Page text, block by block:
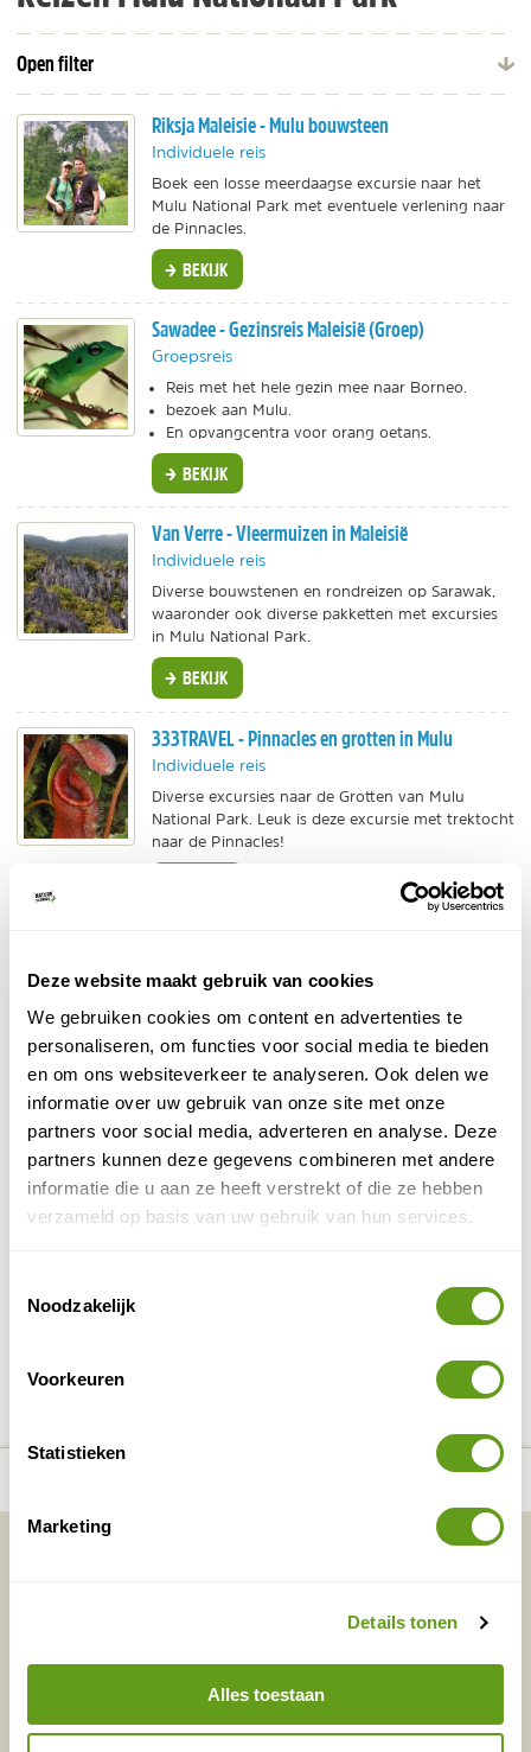
Deze website maakt gebruik van cookies
We gebruiken cookies om content en advertenties te
personaliseren, om functies voor social media te bieden
en om ons websiteverkeer te analyseren. Ook delen we
informatie over uw gebruik van onze site met onze
partners voor social media, adverteren en analyse. Deze
partners kunnen deze gegevens combineren met andere
informatie die u aan ze heeft verstrekt of die ze hebben
verzameld op basis van uw gebruik van hun services.
Noodzakelijk
Voorkeuren
Statistieken
Marketing
Details tonen
Alles toestaan
Open filter
Riksja Maleisie - Mulu bouwsteen
Individuele reis
Boek een losse meerdaagse excursie naar het
Mulu National Park met eventuele verlening naar
de Pinnacles.
BEKIJK
Sawadee - Gezinsreis Maleisië (Groep)
Groepsreis
Reis met het hele gezin mee naar Borneo.
bezoek aan Mulu.
En opvangcentra voor orang oetans.
BEKIJK
Van Verre - Vleermuizen in Maleisië
Individuele reis
Diverse bouwstenen en rondreizen op Sarawak,
waaronder ook diverse pakketten met excursies
in Mulu National Park.
BEKIJK
333TRAVEL - Pinnacles en grotten in Mulu
Individuele reis
Diverse excursies naar de Grotten van Mulu
National Park. Leuk is deze excursie met trektocht
naar de Pinnacles!
voorbeeldreis of vraag een reis naar jouw wensen
aan.
BEKIJK
Booking.com - Mulu Marriott Resort
Bijzonder overnachten
toch met alle luxe? Bekijk dan snel dit hotel.
Deel deze pagina! DELEN VIA DE MAILDELEN OP PINTEREST
DELEN OP
Bekijk alle reizen naar Vleermuizen in
Bekijk
Vakantietips & Inspiratie?
Waar ligt je interesse?
Nederland